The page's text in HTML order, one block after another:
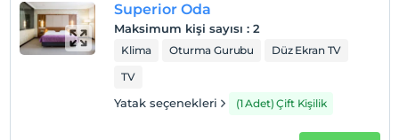
Check/out
En geç saat 12:00 ve öncesi
Evcil hayvan kabul edilmemektedir.
Superior Oda
Maksimum kişi sayısı : 2
Klima Oturma Gurubu
Düz Ekran TV
TV
Yatak seçenekleri (1 Adet) Çift Kişilik